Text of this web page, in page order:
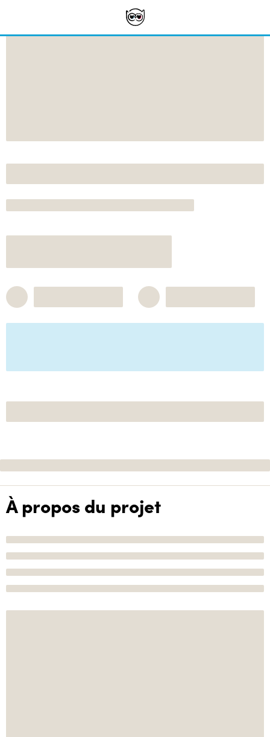
À propos du projet